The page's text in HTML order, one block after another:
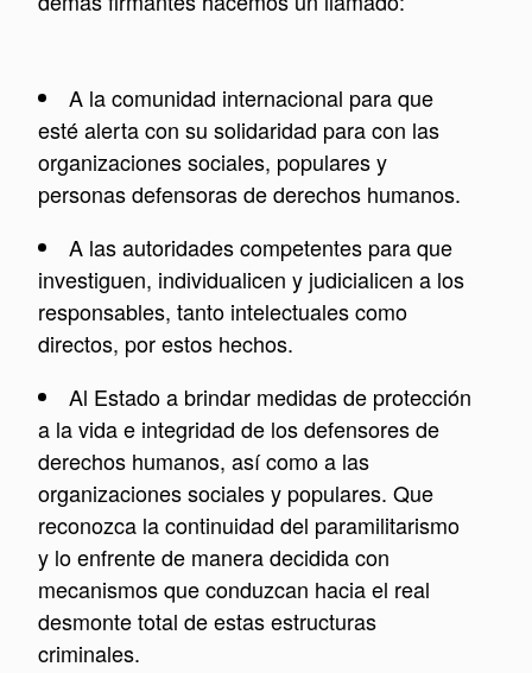
A la comunidad internacional para que
esté alerta con su solidaridad para con las
organizaciones sociales, populares y
personas defensoras de derechos humanos.
A las autoridades competentes para que
investiguen, individualicen y judicialicen a los
responsables, tanto intelectuales como
directos, por estos hechos.
Al Estado a brindar medidas de protección
a la vida e integridad de los defensores de
derechos humanos, así como a las
organizaciones sociales y populares. Que
reconozca la continuidad del paramilitarismo
y lo enfrente de manera decidida con
mecanismos que conduzcan hacia el real
desmonte total de estas estructuras
criminales.